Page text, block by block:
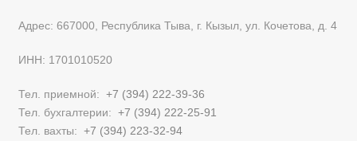
Адрес: 667000, Республика Тыва, г. Кызыл, ул. Кочетова, д. 4
ИНН: 1701010520
Тел. приемной: +7 (394) 222-39-36
Тел. бухгалтерии: +7 (394) 222-25-91
Тел. вахты: +7 (394) 223-32-94